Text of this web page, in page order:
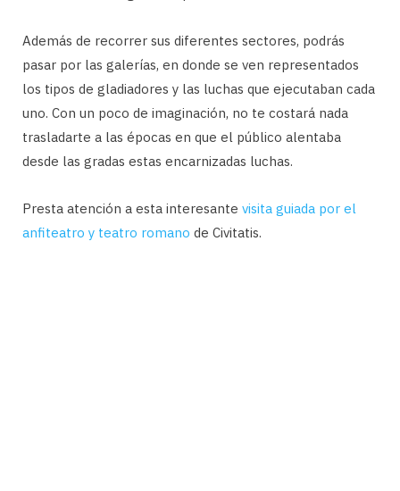
Además de recorrer sus diferentes sectores, podrás
pasar por las galerías, en donde se ven representados
los tipos de gladiadores y las luchas que ejecutaban cada
uno. Con un poco de imaginación, no te costará nada
trasladarte a las épocas en que el público alentaba
desde las gradas estas encarnizadas luchas.
Presta atención a esta interesante visita guiada por el
anfiteatro y teatro romano de Civitatis.